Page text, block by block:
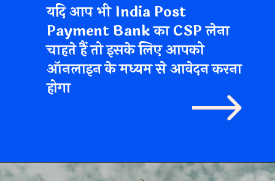
यदि आप भी India Post
Payment Bank का CSP लेना
चाहते हैं तो इसके लिए आपको
ऑनलाइन के मध्यम से आवेदन करना
होगा